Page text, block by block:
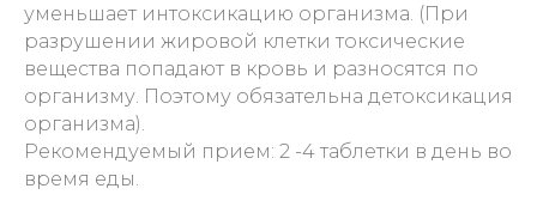
уменьшает интоксикацию организма. (При
разрушении жировой клетки токсические
вещества попадают в кровь и разносятся по
организму. Поэтому обязательна детоксикация
организма).
Рекомендуемый прием: 2 -4 таблетки в день во
время еды.